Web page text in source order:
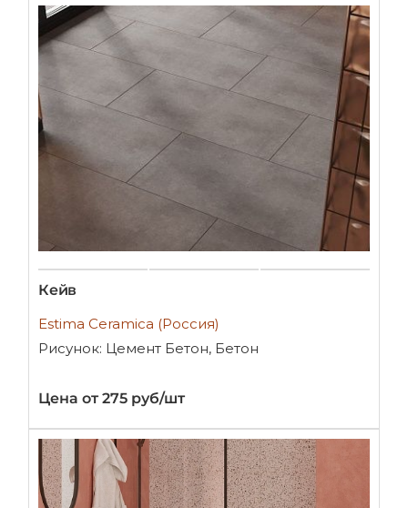
Кейв
Estima Ceramica (Россия)
Рисунок: Цемент Бетон, Бетон
Цена от 275 руб/шт